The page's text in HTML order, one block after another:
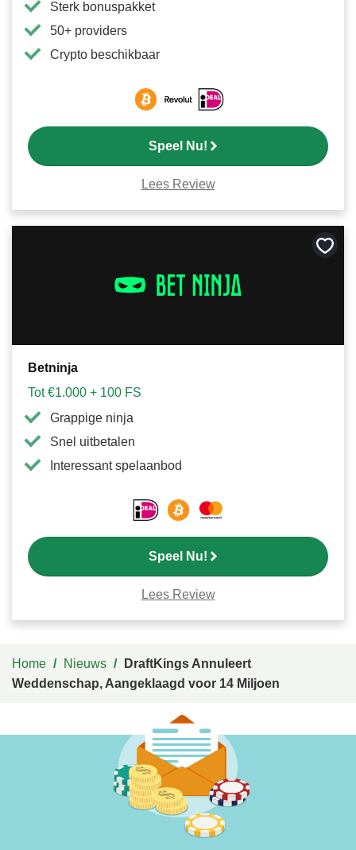
Sterk bonuspakket
50+ providers
Crypto beschikbaar
Speel Nu!
Lees Review
Betninja
Tot €1.000 + 100 FS
Grappige ninja
Snel uitbetalen
Interessant spelaanbod
Speel Nu!
Lees Review
Home / Nieuws /
DraftKings Annuleert
Weddenschap, Aangeklaagd voor 14 Miljoen